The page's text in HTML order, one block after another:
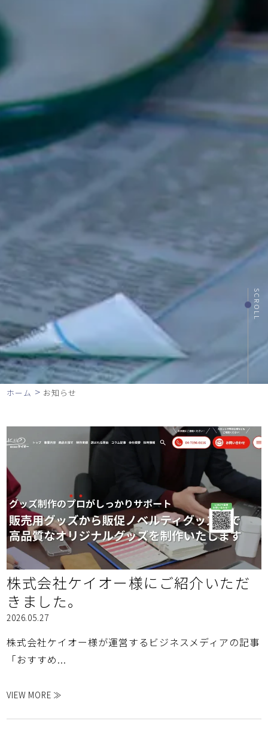
SCROLL
ホーム > お知らせ
株式会社ケイオー様にご紹介いただ
きました。
2026.05.27
株式会社ケイオー様が運営するビジネスメディアの記事
「おすすめ...
VIEW MORE ≫